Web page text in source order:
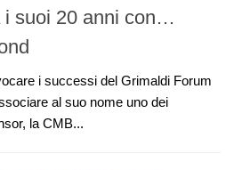
i suoi 20 anni con…
i successi del Grimaldi Forum
al suo nome uno dei
la CMB...